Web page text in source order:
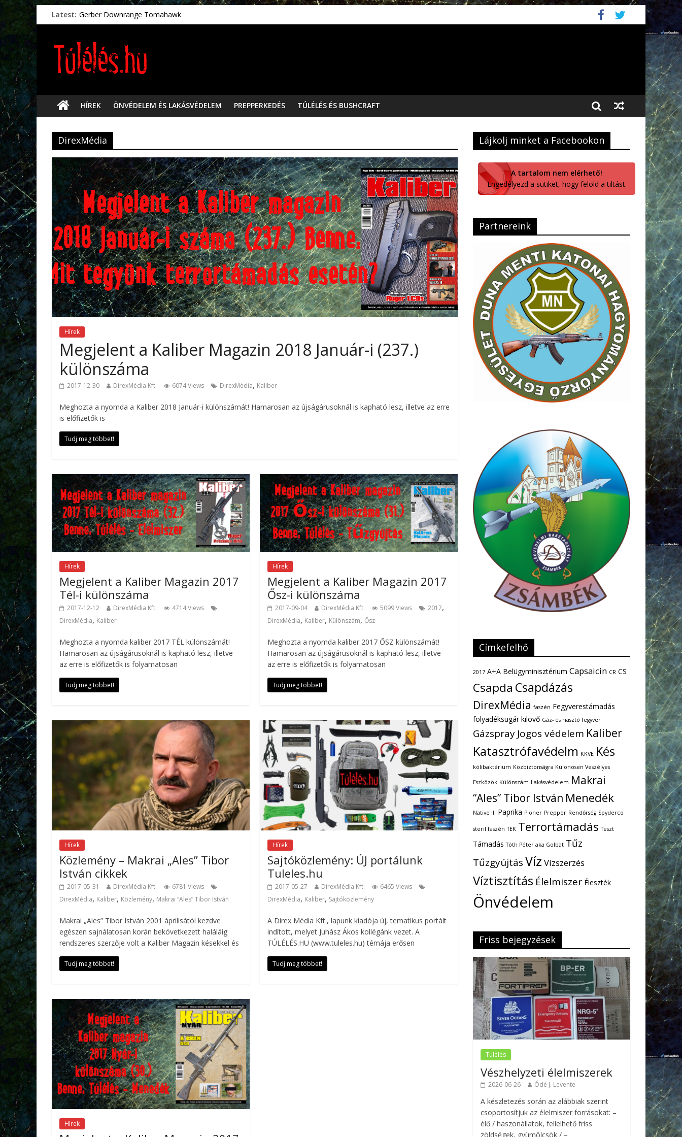
Latest: Gerber Downrange Tomahawk
Vészhelyzeti élelmiszerek
Vészhelyzetkezelés
Préselt törlőkendők
HÍREK ÖNVÉDELEM ÉS LAKÁSVÉDELEM PREPPERKEDÉS TÚLÉLÉS ÉS BUSHCRAFT
DirexMédia
Hírek
Megjelent a Kaliber Magazin 2018 Január-i (237.)
különszáma
2017-12-30 DirexMédia Kft. 6074 Views DirexMédia, Kaliber
Meghozta a nyomda a Kaliber 2018 Január-i különszámát! Hamarosan az újságárusoknál is kapható lesz, illetve az erre
is előfizetők is
Tudj meg többet!
Hírek
Megjelent a Kaliber Magazin 2017
Tél-i különszáma
2017-12-12 DirexMédia Kft.
4714 Views
DirexMédia, Kaliber
Meghozta a nyomda kaliber 2017 TÉL különszámát!
Hamarosan az újságárusoknál is kapható lesz, illetve
az erre is előfizetők is folyamatosan
Tudj meg többet!
Hírek
Megjelent a Kaliber Magazin 2017
Ősz-i különszáma
2017-09-04 DirexMédia Kft. 5099 Views 2017,
DirexMédia, Kaliber, Különszám,Ősz
Meghozta a nyomda kaliber 2017 ŐSZ különszámát!
Hamarosan az újságárusoknál is kapható lesz, illetve
az erre is előfizetők is folyamatosan
Tudj meg többet!
Hírek
Közlemény – Makrai „Ales” Tibor
István cikkek
2017-05-31 DirexMédia Kft.
6781 Views
DirexMédia, Kaliber, Közlemény, Makrai “Ales” Tibor István
Makrai „Ales” Tibor István 2001 áprilisától kezdve
egészen sajnálatosan korán bekövetkezett haláláig
rendszeres szerzője volt a Kaliber Magazin késekkel és
Tudj meg többet!
Hírek
Sajtóközlemény: ÚJ portálunk
Tuleles.hu
2017-05-27 DirexMédia Kft.
6465 Views
DirexMédia, Kaliber, Sajtóközlemény
A Direx Média Kft., lapunk kiadója új, tematikus portált
indított, melyet Juhász Ákos kollégánk vezet. A
TÚLÉLÉS.HU (www.tuleles.hu) témája erősen
Tudj meg többet!
Hírek
Lájkolj minket a Facebookon
A tartalom nem elérhető!
Engedélyezd a sütiket, hogy felold a tiltást.
Partnereink
Címkefelhő
2017 A+A Belügyminisztérium Capsaicin CR CS
Csapda Csapdázás
DirexMédia faszén Fegyverestámadás
folyadéksugár kilövő Gáz- és riasztó fegyver
Gázspray Jogos védelem Kaliber
Katasztrófavédelm KKVE Kés
kólibaktérium Közbiztonságra Különösen Veszélyes
Eszközök Különszám Lakásvédelem Makrai
“Ales” Tibor István Menedék
Native III Paprika Pioner Prepper Rendőrség Spyderco
steril faszén TEK Terrortámadás Teszt
Támadás Tóth Péter aka Golbat Tűz
TűzgyújtásVíz Vízszerzés
Víztisztítás Élelmiszer Éleszték
Önvédelem
Friss bejegyzések
Túlélés
Vészhelyzeti élelmiszerek
2026-06-26 Ódé J. Levente
A készletezés során az alábbiak szerint
csoportosítjuk az élelmiszer forrásokat: –
élő / haszonállatok, fellelhető friss
zöldségek, gyümölcsök / –